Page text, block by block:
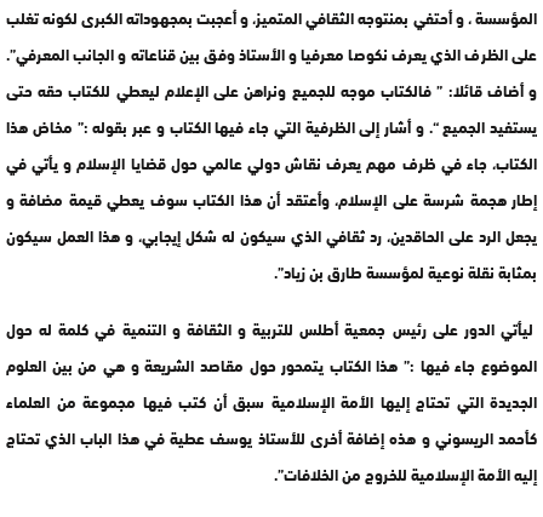
المؤسسة ، و أحتفي بمنتوجه الثقافي المتميز، و أعجبت بمجهوداته الكبرى لكونه تغلب
على الظرف الذي يعرف نكوصا معرفيا و الأستاذ وفق بين قناعاته و الجانب المعرفي”.
و أضاف قائلا: ” فالكتاب موجه للجميع ونراهن على الإعلام ليعطي للكتاب حقه حتى
يستفيد الجميع “. و أشار إلى الظرفية التي جاء فيها الكتاب و عبر بقوله :” مخاض هذا
الكتاب، جاء في ظرف مهم يعرف نقاش دولي عالمي حول قضايا الإسلام و يأتي في
إطار هجمة شرسة على الإسلام، وأعتقد أن هذا الكتاب سوف يعطي قيمة مضافة و
يجعل الرد على الحاقدين، رد ثقافي الذي سيكون له شكل إيجابي، و هذا العمل سيكون
بمثابة نقلة نوعية لمؤسسة طارق بن زياد”.
ليأتي الدور على رئيس جمعية أطلس للتربية و الثقافة و التنمية في كلمة له حول
الموضوع جاء فيها :” هذا الكتاب يتمحور حول مقاصد الشريعة و هي من بين العلوم
الجديدة التي تحتاج إليها الأمة الإسلامية سبق أن كتب فيها مجموعة من العلماء
كأحمد الريسوني و هذه إضافة أخرى للأستاذ يوسف عطية في هذا الباب الذي تحتاج
إليه الأمة الإسلامية للخروج من الخلافات”.